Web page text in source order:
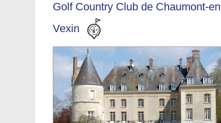
Golf Country Club de Chaumont-
Vexin